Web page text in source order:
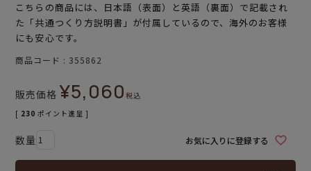
こちらの商品には、日本語（表面）と英語（裏面）で記載され
た「共通つくり方説明書」が付属しているので、海外のお客様
にも安心です。
商品コード 355862
販売価格 ¥5,060税込
[ 230 ポイント進呈 ]
お気に入りに登録する